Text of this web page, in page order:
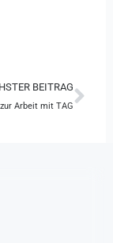
BEITRAG
Arbeit mit TAG